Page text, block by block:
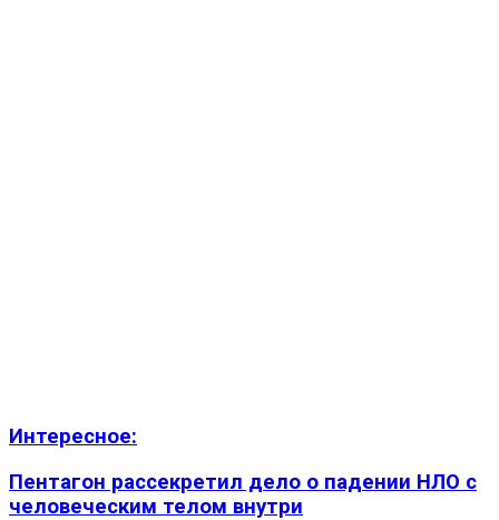
Интересное:
Пентагон рассекретил дело о падении НЛО с
человеческим телом внутри